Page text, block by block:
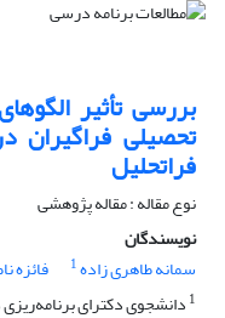
بررسی تأثیر
تحصیلی
فراتحلیل
نوع مقاله : مقاله پژوهشی
نویسندگان
سمانه طاهری زاده1 فائزه
1 دانشجوی دکترای